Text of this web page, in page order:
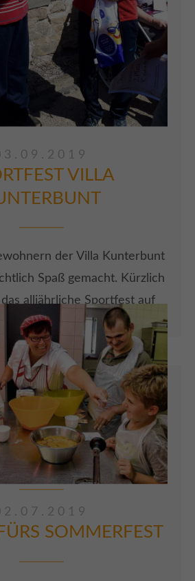
VILLA
der Villa Kunterbunt
Spaß gemacht. Kürzlich
alljährliche Sportfest auf
Darauf haben sich die
zwischen 23 und 75 Jahren
mit Training vorbereitet. An
war Geschick gefragt.
ARTIKEL LESEN
SOMMERFEST